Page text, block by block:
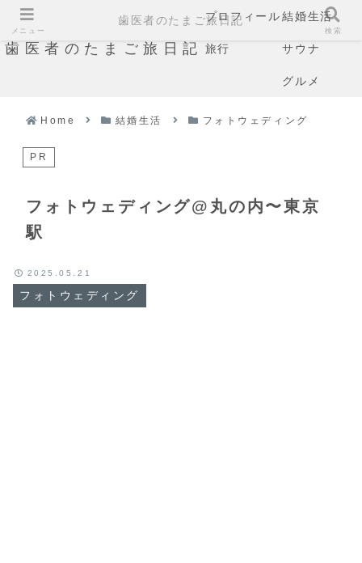
歯医者のたまご旅日記
プロフィール結婚生活
旅行 サウナ
グルメ
Home 結婚生活 フォトウェディング
PR
フォトウェディング@丸の内〜東京
駅
フォトウェディング
2025.05.21
メニュー
歯医者のたまご旅日記
検索